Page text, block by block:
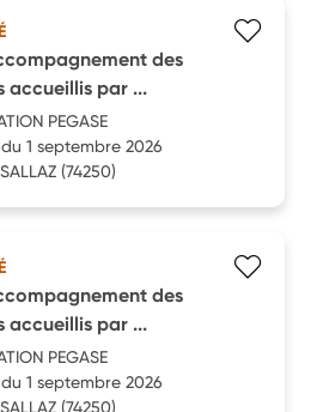
des
accueillis par ...
PEGASE
1 septembre 2026
(74250)
des
accueillis par ...
PEGASE
1 septembre 2026
(74250)